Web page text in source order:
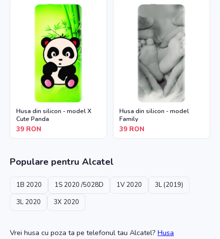
Husa din silicon - model X
Cute Panda
39 RON
Husa din silicon - model
Family
39 RON
Populare pentru Alcatel
1B 2020 1S 2020 /5028D 1V 2020
3L (2019)
3L 2020
3X 2020
Vrei husa cu poza ta pe telefonul tau Alcatel? Husa